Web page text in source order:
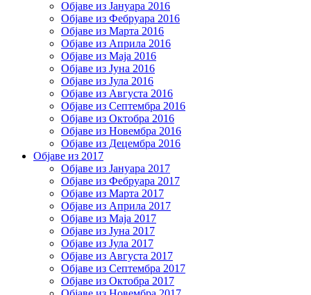
Објаве из Јануара 2016
Објаве из Фебруара 2016
Објаве из Марта 2016
Објаве из Априла 2016
Објаве из Маја 2016
Објаве из Јуна 2016
Објаве из Јула 2016
Објаве из Августа 2016
Објаве из Септембра 2016
Објаве из Октобра 2016
Објаве из Новембра 2016
Објаве из Децембра 2016
Објаве из 2017
Објаве из Јануара 2017
Објаве из Фебруара 2017
Објаве из Марта 2017
Објаве из Априла 2017
Објаве из Маја 2017
Објаве из Јуна 2017
Објаве из Јула 2017
Објаве из Августа 2017
Објаве из Септембра 2017
Објаве из Октобра 2017